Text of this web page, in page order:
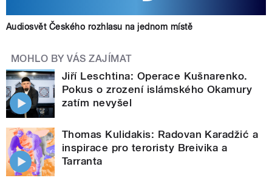
Audiosvět Českého rozhlasu na jednom místě
MOHLO BY VÁS ZAJÍMAT
Jiří Leschtina: Operace Kušnarenko.
Pokus o zrození islámského Okamury
zatím nevyšel
Thomas Kulidakis: Radovan Karadžić a
inspirace pro teroristy Breivika a
Tarranta